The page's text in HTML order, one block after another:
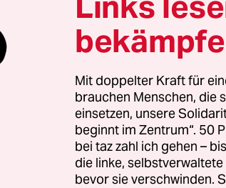
im Graben bis zur
Wobei alle ein gutes
aus Norwegen, bebildert auf
Doch was paradox
nicht nur szenisch aus
seinem Ensemble vermitteln
Herheim (und seinem
Dözenbach) zu einem
Mit doppelter Kraft für
brauchen Menschen, die
einsetzen, unsere
beginnt im Zentrum“. 50
bei taz zahl ich gehen –
die linke,
bevor sie verschwinden.